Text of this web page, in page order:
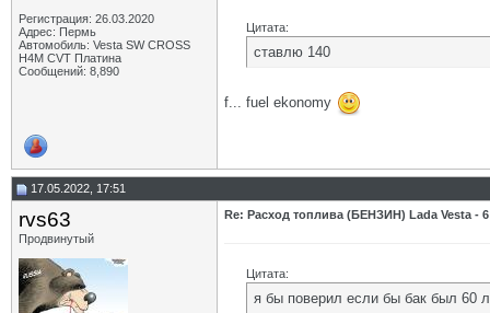
Регистрация: 26.03.2020
Адрес: Пермь
Автомобиль: Vesta SW CROSS
H4M CVT Платина
Сообщений: 8,890
Цитата:
ставлю 140
f... fuel ekonomy
17.05.2022, 17:51
rvs63
Продвинутый
Re: Расход топлива (БЕНЗИН) Lada Vesta - 6
Цитата:
я бы поверил если бы бак был 60